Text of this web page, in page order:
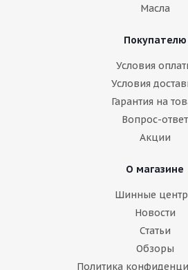
ARIVO Winmaster ProX ARW 3
Масла
Покупателю
Условия
Условия
Гарантия на
Вопрос-ответ
Акции
О магазине
Шинные
Новости
Статьи
Обзоры
Политика